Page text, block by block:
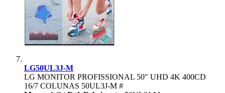
LG50UL3J-M
LG MONITOR PROFISSIONAL 50" UHD 4K 400CD
16/7 COLUNAS 50UL3J-M #